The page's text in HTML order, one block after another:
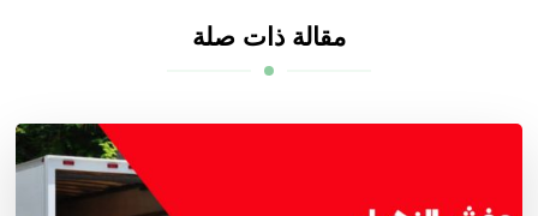
مقالة ذات صلة